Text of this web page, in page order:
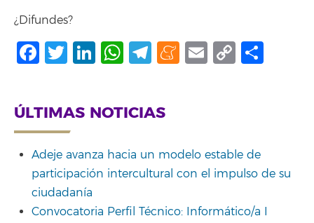
¿Difundes?
Facebook
Twitter
LinkedIn
WhatsApp
Telegram
Meneame
Email
Copy
ÚLTIMAS NOTICIAS
Adeje avanza hacia un modelo estable de
participación intercultural con el impulso de su
ciudadanía
Convocatoria Perfil Técnico: Informático/a I